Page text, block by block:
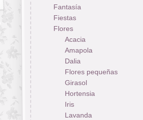
Fantasía
Fiestas
Flores
Acacia
Amapola
Dalia
Flores pequeñas
Girasol
Hortensia
Iris
Lavanda